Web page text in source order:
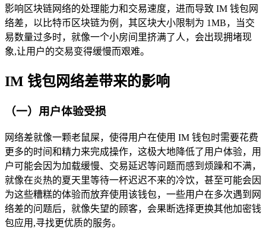
影响区块链网络的处理能力和交易速度，进而导致 IM 钱包网
络差，以比特币区块链为例，其区块大小限制为 1MB，当交
易数量过多时，就像一个小房间里挤满了人，会出现拥堵现
象,让用户的交易变得缓慢而艰难。
IM 钱包网络差带来的影响
（一）用户体验受损
网络差就像一颗老鼠屎，使得用户在使用 IM 钱包时需要花费
更多的时间和精力来完成操作，这极大地降低了用户体验，用
户可能会因为加载缓慢、交易延迟等问题而感到烦躁和不满，
就像在炎热的夏天里等待一杯迟迟不来的冷饮，甚至可能会因
为这些糟糕的体验而放弃使用该钱包，一些用户在多次遇到网
络差的问题后，就像失望的顾客，会果断选择更换其他加密钱
包应用,寻找更优质的服务。